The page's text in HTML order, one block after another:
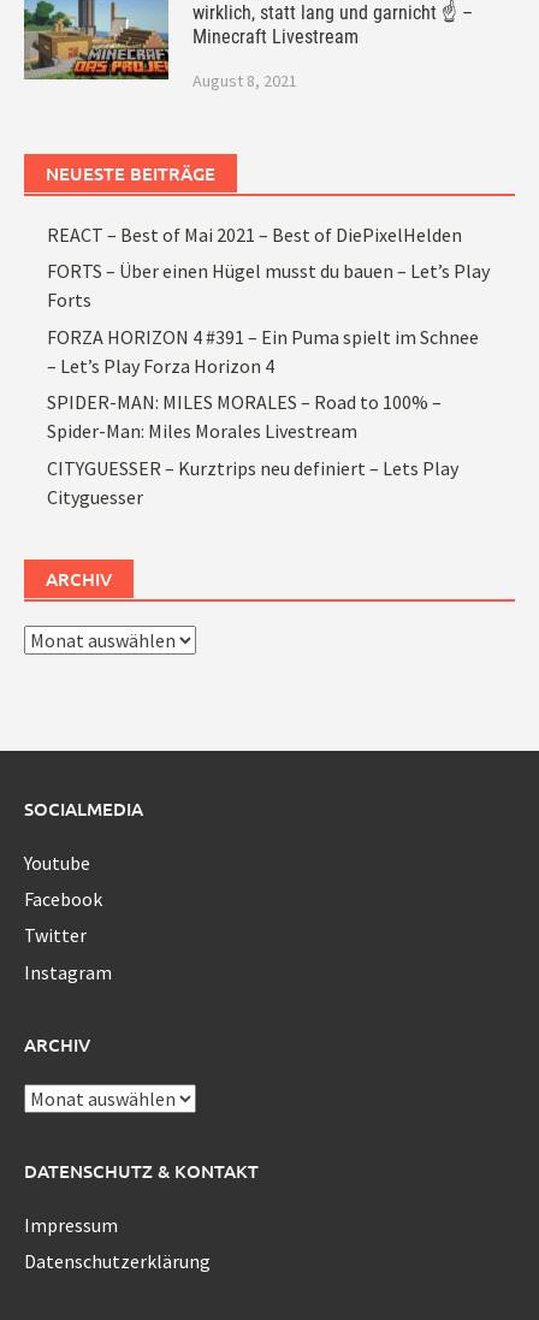
wirklich, statt lang und garnicht ☝ –
Minecraft Livestream
August 8, 2021
NEUESTE BEITRÄGE
REACT – Best of Mai 2021 – Best of DiePixelHelden
FORTS – Über einen Hügel musst du bauen – Let’s Play
Forts
FORZA HORIZON 4 #391 – Ein Puma spielt im Schnee
– Let’s Play Forza Horizon 4
SPIDER-MAN: MILES MORALES – Road to 100% –
Spider-Man: Miles Morales Livestream
CITYGUESSER – Kurztrips neu definiert – Lets Play
Cityguesser
ARCHIV
Archiv
SOCIALMEDIA
Youtube
Facebook
Twitter
Instagram
ARCHIV
Archiv
DATENSCHUTZ & KONTAKT
Impressum
Datenschutzerklärung